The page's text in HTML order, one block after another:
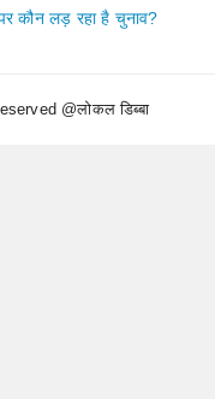
कौन लड़ रहा है चुनाव?
@लोकल डिब्बा